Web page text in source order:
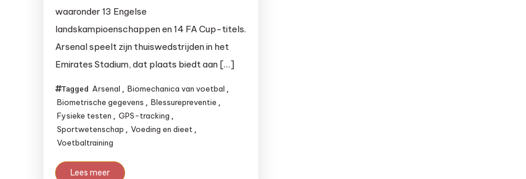
waaronder 13 Engelse
landskampioenschappen en 14 FA Cup-titels.
Arsenal speelt zijn thuiswedstrijden in het
Emirates Stadium, dat plaats biedt aan […]
Tagged Arsenal , Biomechanica van voetbal ,
Biometrische gegevens , Blessurepreventie ,
Fysieke testen , GPS-tracking ,
Sportwetenschap , Voeding en dieet ,
Voetbaltraining
Lees meer